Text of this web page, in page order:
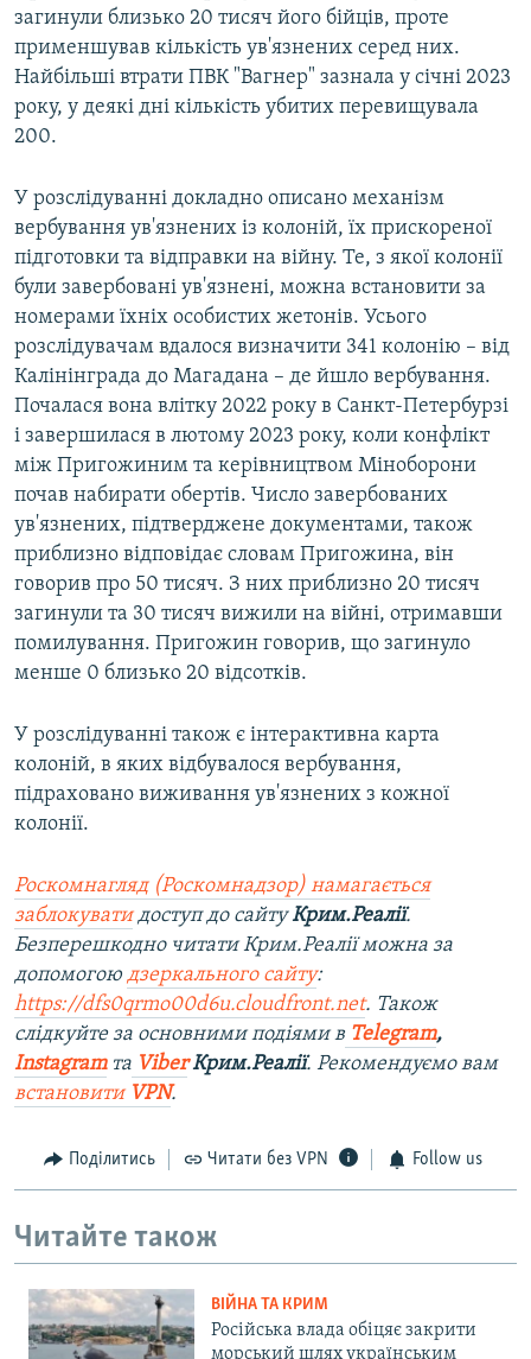
загинули близько 20 тисяч його бійців, проте
применшував кількість ув'язнених серед них.
Найбільші втрати ПВК "Вагнер" зазнала у січні 2023
року, у деякі дні кількість убитих перевищувала
200.
У розслідуванні докладно описано механізм
вербування ув'язнених із колоній, їх прискореної
підготовки та відправки на війну. Те, з якої колонії
були завербовані ув'язнені, можна встановити за
номерами їхніх особистих жетонів. Усього
розслідувачам вдалося визначити 341 колонію – від
Калінінграда до Магадана – де йшло вербування.
Почалася вона влітку 2022 року в Санкт-Петербурзі
і завершилася в лютому 2023 року, коли конфлікт
між Пригожиним та керівництвом Міноборони
почав набирати обертів. Число завербованих
ув'язнених, підтверджене документами, також
приблизно відповідає словам Пригожина, він
говорив про 50 тисяч. З них приблизно 20 тисяч
загинули та 30 тисяч вижили на війні, отримавши
помилування. Пригожин говорив, що загинуло
менше 0 близько 20 відсотків.
У розслідуванні також є інтерактивна карта
колоній, в яких відбувалося вербування,
підраховано виживання ув'язнених з кожної
колонії.
Роскомнагляд (Роскомнадзор) намагається
заблокуватидоступ до сайтуКрим.Реалії.
Безперешкодно читати Крим.Реалії можна за
допомогою дзеркального сайту:
https://dfs0qrmo00d6u.cloudfront.net. Також
слідкуйте за основними подіями в Telegram,
Instagramта ViberКрим.Реалії. Рекомендуємо вам
встановити VPN.
Поділитись Читати без VPN Follow us
Читайте також
ВІЙНА ТА КРИМ
Російська влада обіцяє закрити
морський шлях українським